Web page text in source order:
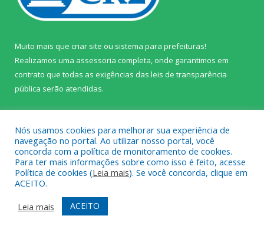
Muito mais que criar site ou sistema para prefeituras!
Realizamos uma assessoria completa, onde garantimos em
contrato que todas as exigências das leis de transparência
pública serão atendidas.
Todos os direitos reservados a Câmara Municipal de Prainha.
Mapa do Site
Acessar Área Administrativa
Acessar Webmail
Nós usamos cookies para melhorar sua experiência de
navegação no portal. Ao utilizar nosso portal, você
concorda com a política de monitoramento de cookies.
Para ter mais informações sobre como isso é feito, acesse
Política de cookies (Leia mais). Se você concorda, clique em
ACEITO.
Leia mais
ACEITO